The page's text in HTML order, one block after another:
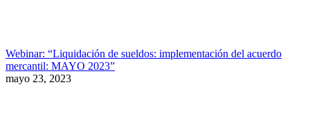
Webinar: “Liquidación de sueldos: implementación del acuerdo
mercantil: MAYO 2023”
mayo 23, 2023